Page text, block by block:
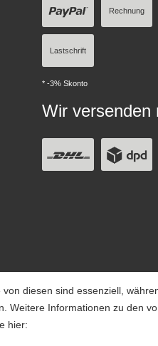
Rechnung
Lastschrift
* -3% Skonto
Wir versenden
diesen sind essenziell,
Weitere Informationen zu den
hier: